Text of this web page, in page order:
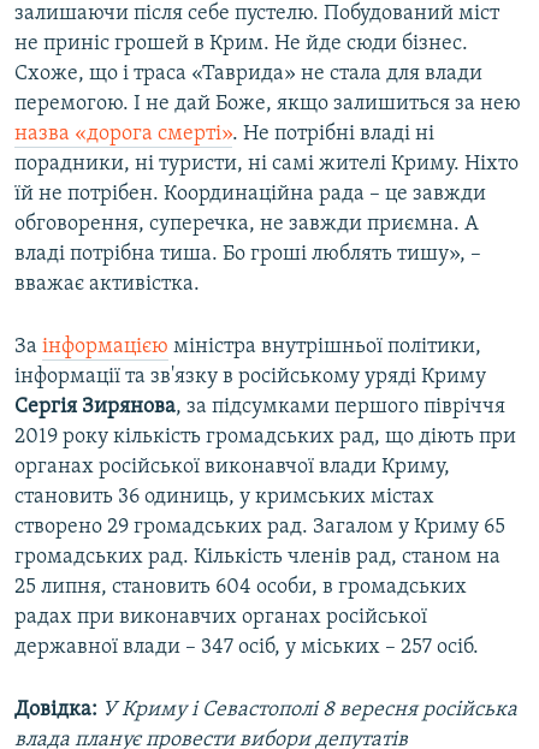
залишаючи після себе пустелю. Побудований міст
не приніс грошей в Крим. Не йде сюди бізнес.
Схоже, що і траса «Таврида» не стала для влади
перемогою. І не дай Боже, якщо залишиться за нею
назва «дорога смерті». Не потрібні владі ні
порадники, ні туристи, ні самі жителі Криму. Ніхто
їй не потрібен. Координаційна рада – це завжди
обговорення, суперечка, не завжди приємна. А
владі потрібна тиша. Бо гроші люблять тишу», –
вважає активістка.
За інформацією міністра внутрішньої політики,
інформації та зв'язку в російському уряді Криму
Сергія Зирянова, за підсумками першого півріччя
2019 року кількість громадських рад, що діють при
органах російської виконавчої влади Криму,
становить 36 одиниць, у кримських містах
створено 29 громадських рад. Загалом у Криму 65
громадських рад. Кількість членів рад, станом на
25 липня, становить 604 особи, в громадських
радах при виконавчих органах російської
державної влади – 347 осіб, у міських – 257 осіб.
Довідка: У Криму і Севастополі 8 вересня російська
влада планує провести вибори депутатів